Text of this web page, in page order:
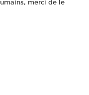
merci de le